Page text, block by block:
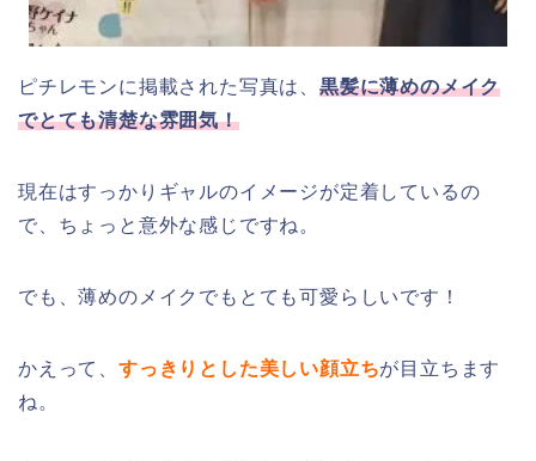
ピチレモンに掲載された写真は、 黒髪に薄めのメイク
でとても清楚な雰囲気！
現在はすっかりギャルのイメージが定着しているの
で、ちょっと意外な感じですね。
でも、薄めのメイクでもとても可愛らしいです！
かえって、 すっきりとした美しい顔立ちが目立ちます
ね。